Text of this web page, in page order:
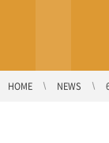
HOME NEWS